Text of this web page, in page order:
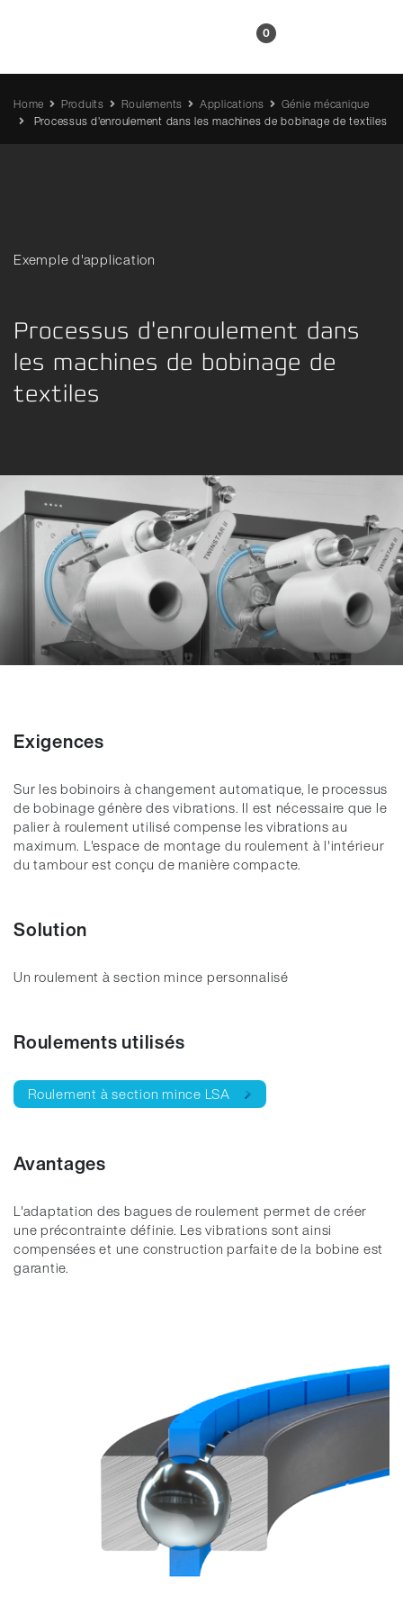
0
Home Produits Roulements Applications
Génie mécanique
Processus d'enroulement dans les machines de bobinage de textiles
Exemple d'application
Processus d'enroulement dans
les machines de bobinage de
textiles
Exigences
Sur les bobinoirs à changement automatique, le processus
de bobinage génère des vibrations. Il est nécessaire que le
palier à roulement utilisé compense les vibrations au
maximum. L'espace de montage du roulement à l'intérieur
du tambour est conçu de manière compacte.
Solution
Un roulement à section mince personnalisé
Roulements utilisés
Roulement à section mince LSA
Avantages
L'adaptation des bagues de roulement permet de créer
une précontrainte définie. Les vibrations sont ainsi
compensées et une construction parfaite de la bobine est
garantie.